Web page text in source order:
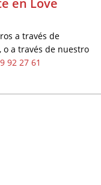
en Love
a través de
a través de nuestro
92 27 61